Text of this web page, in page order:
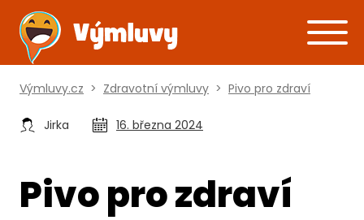
Výmluvy.cz > Zdravotní výmluvy > Pivo pro zdraví
Jirka 16. března 2024
Pivo pro zdraví